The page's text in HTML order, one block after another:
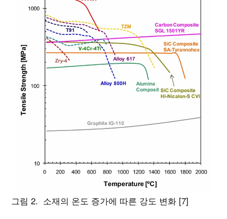
그림 2. 소재의 온도 증가에 따른 강도 변화 [7]